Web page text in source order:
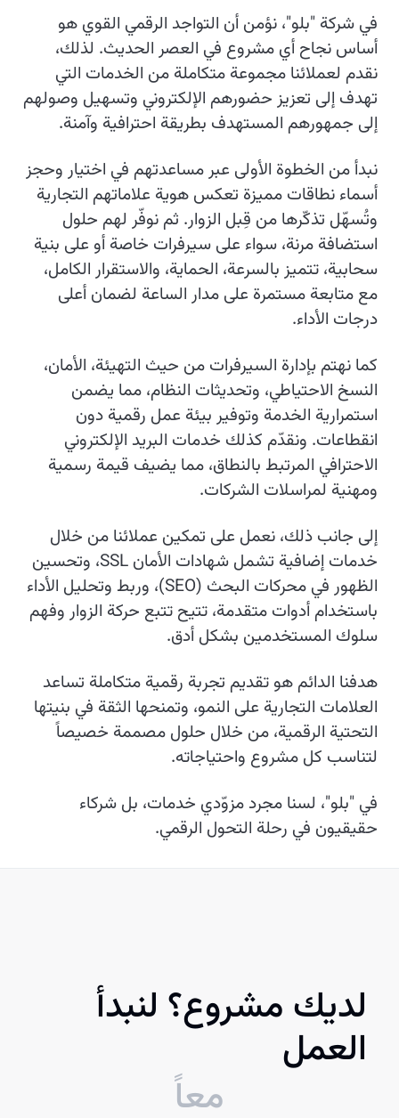
في شركة "بلو"، نؤمن أن التواجد الرقمي القوي هو
أساس نجاح أي مشروع في العصر الحديث. لذلك،
نقدم لعملائنا مجموعة متكاملة من الخدمات التي
تهدف إلى تعزيز حضورهم الإلكتروني وتسهيل وصولهم
إلى جمهورهم المستهدف بطريقة احترافية وآمنة.
نبدأ من الخطوة الأولى عبر مساعدتهم في اختيار وحجز
أسماء نطاقات مميزة تعكس هوية علاماتهم التجارية
وتُسهّل تذكّرها من قِبل الزوار. ثم نوفّر لهم حلول
استضافة مرنة، سواء على سيرفرات خاصة أو على بنية
سحابية، تتميز بالسرعة، الحماية، والاستقرار الكامل،
مع متابعة مستمرة على مدار الساعة لضمان أعلى
درجات الأداء.
كما نهتم بإدارة السيرفرات من حيث التهيئة، الأمان،
النسخ الاحتياطي، وتحديثات النظام، مما يضمن
استمرارية الخدمة وتوفير بيئة عمل رقمية دون
انقطاعات. ونقدّم كذلك خدمات البريد الإلكتروني
الاحترافي المرتبط بالنطاق، مما يضيف قيمة رسمية
ومهنية لمراسلات الشركات.
إلى جانب ذلك، نعمل على تمكين عملائنا من خلال
خدمات إضافية تشمل شهادات الأمان SSL، وتحسين
الظهور في محركات البحث (SEO)، وربط وتحليل الأداء
باستخدام أدوات متقدمة، تتيح تتبع حركة الزوار وفهم
سلوك المستخدمين بشكل أدق.
هدفنا الدائم هو تقديم تجربة رقمية متكاملة تساعد
العلامات التجارية على النمو، وتمنحها الثقة في بنيتها
التحتية الرقمية، من خلال حلول مصممة خصيصاً
لتناسب كل مشروع واحتياجاته.
في "بلو"، لسنا مجرد مزوّدي خدمات، بل شركاء
حقيقيون في رحلة التحول الرقمي.
لديك مشروع؟ لنبدأ
العمل
معاً